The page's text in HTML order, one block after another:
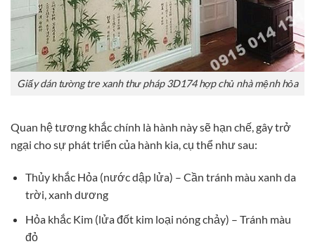
Giấy dán tường tre xanh thư pháp 3D174 hợp chủ nhà mệnh hỏa
Quan hệ tương khắc chính là hành này sẽ hạn chế, gây trở
ngại cho sự phát triển của hành kia, cụ thể như sau:
Thủy khắc Hỏa (nước dập lửa) – Cần tránh màu xanh da
trời, xanh dương
Hỏa khắc Kim (lửa đốt kim loại nóng chảy) – Tránh màu
đỏ